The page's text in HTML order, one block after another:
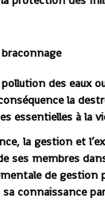
des eaux
la
essentielles à la
la gestion et
ses membres
de gestion
connaissance